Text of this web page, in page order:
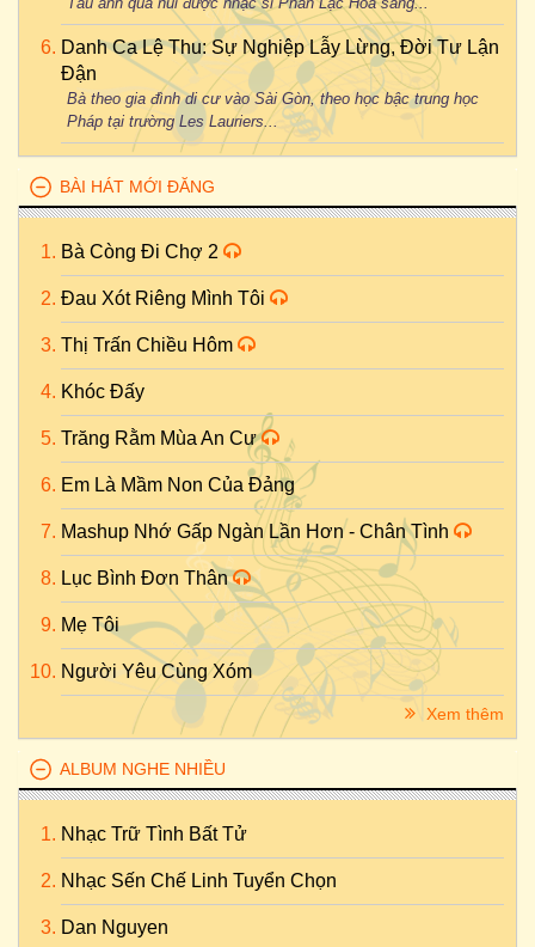
Danh Ca Lệ Thu: Sự Nghiệp Lẫy Lừng, Đời Tư Lận
Đận
Bà theo gia đình di cư vào Sài Gòn, theo học bậc trung học
Pháp tại trường Les Lauriers...
BÀI HÁT MỚI ĐĂNG
Bà Còng Đi Chợ 2
Đau Xót Riêng Mình Tôi
Thị Trấn Chiều Hôm
Khóc Đấy
Trăng Rằm Mùa An Cư
Em Là Mầm Non Của Đảng
Mashup Nhớ Gấp Ngàn Lần Hơn - Chân Tình
Lục Bình Đơn Thân
Mẹ Tôi
Người Yêu Cùng Xóm
Xem thêm
ALBUM NGHE NHIỀU
Nhạc Trữ Tình Bất Tử
Nhạc Sến Chế Linh Tuyển Chọn
Dan Nguyen